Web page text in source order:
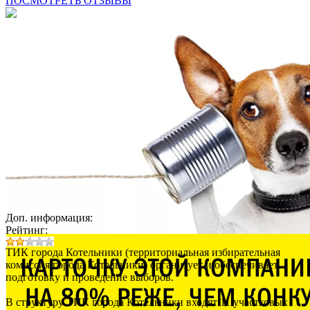
Доп. информация:
Рейтинг:
ТИК города Котельники (территориальная избирательная
комиссия города Котельники) организует и обеспечивает
подготовку и проведение выборов.
В структуру ТИК города Котельники входят 11 участковых